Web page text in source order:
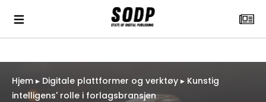
Hjem ▸ Digitale plattformer og verktøy ▸ Kunstig
intelligens' rolle i forlagsbransjen